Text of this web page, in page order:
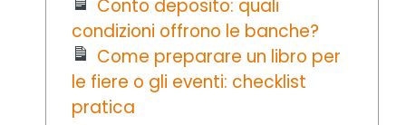
Conto deposito: quali
condizioni offrono le banche?
Come preparare un libro per
le fiere o gli eventi: checklist
pratica